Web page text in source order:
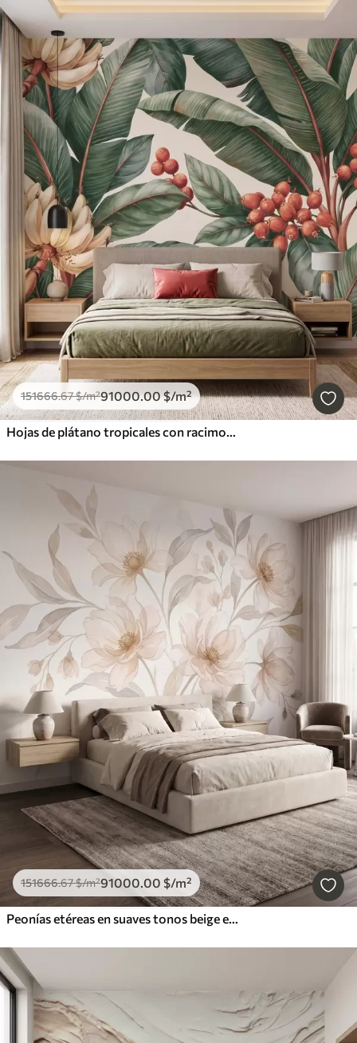
151666.67$/m²91000.00$/m²
Hojas de plátano tropicales con racimos de bayas de café rojas, estilo acuarela
151666.67$/m²91000.00 $/m²
Peonías etéreas en suaves tonos beige empolvado